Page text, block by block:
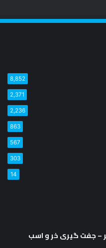
8,852
2,371
2,236
863
567
303
14
– جفت گیری خر و اسب